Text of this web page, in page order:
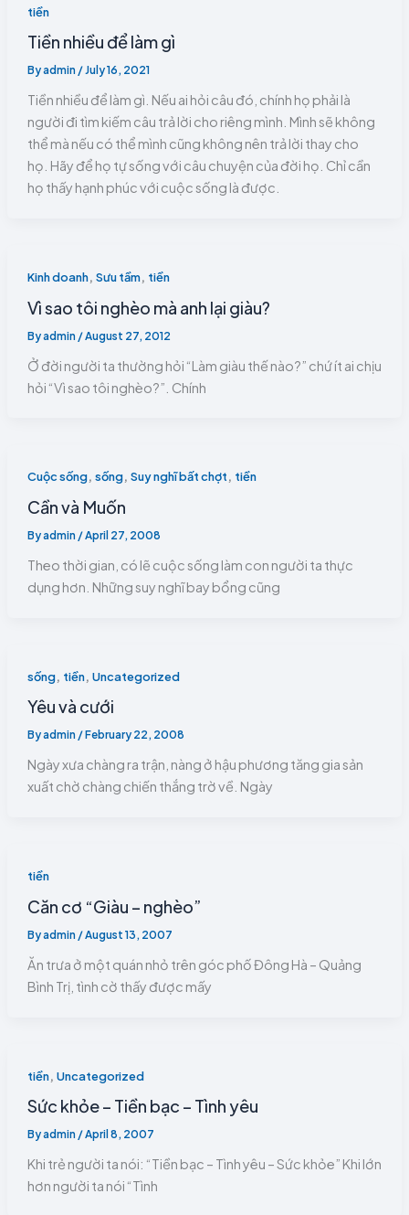
tiền
Tiền nhiều để làm gì
Byadmin /July 16, 2021
Tiền nhiều để làm gì. Nếu ai hỏi câu đó, chính họ phải là
người đi tìm kiếm câu trả lời cho riêng mình. Mình sẽ không
thể mà nếu có thể mình cũng không nên trả lời thay cho
họ. Hãy để họ tự sống với câu chuyện của đời họ. Chỉ cần
họ thấy hạnh phúc với cuộc sống là được.
Kinh doanh, Sưu tầm, tiền
Vì sao tôi nghèo mà anh lại giàu?
Byadmin /August 27, 2012
Ở đời người ta thường hỏi “Làm giàu thế nào?” chứ ít ai chịu
hỏi “Vì sao tôi nghèo?”. Chính
Cuộc sống, sống, Suy nghĩ bất chợt, tiền
Cần và Muốn
Byadmin /April 27, 2008
Theo thời gian, có lẽ cuộc sống làm con người ta thực
dụng hơn. Những suy nghĩ bay bổng cũng
sống, tiền, Uncategorized
Yêu và cưới
Byadmin /February 22, 2008
Ngày xưa chàng ra trận, nàng ở hậu phương tăng gia sản
xuất chờ chàng chiến thắng trờ về. Ngày
tiền
Căn cơ “Giàu – nghèo”
Byadmin /August 13, 2007
Ăn trưa ở một quán nhỏ trên góc phố Đông Hà – Quảng
Bình Trị, tình cờ thấy được mấy
tiền, Uncategorized
Sức khỏe – Tiền bạc – Tình yêu
Byadmin /April 8, 2007
Khi trẻ người ta nói: “Tiền bạc – Tình yêu – Sức khỏe” Khi lớn
hơn người ta nói “Tình